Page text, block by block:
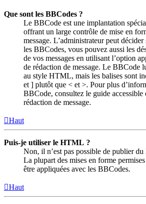
Que sont les BBCodes ?
Le BBCode est une implantation
offrant un large contrôle de mise en
message. L’administrateur peut
les BBCodes, vous pouvez aussi les
de vos messages en utilisant l’option
de rédaction de message. Le BBCode
au style HTML, mais les balises sont
et ] plutôt que < et >. Pour plus
BBCode, consultez le guide accessible
rédaction de message.
Haut
Puis-je utiliser le HTML ?
Non, il n’est pas possible de publier
La plupart des mises en forme
être appliquées avec les BBCodes.
Haut